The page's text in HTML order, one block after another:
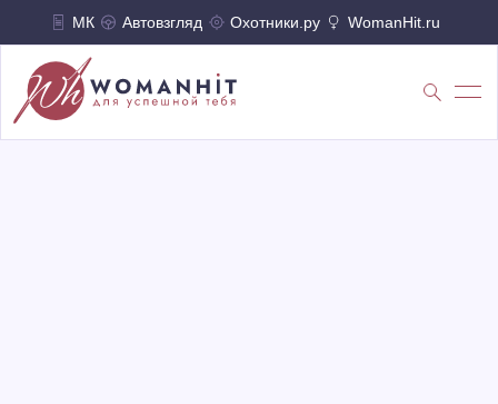
МК Автовзгляд Охотники.ру WomanHit.ru